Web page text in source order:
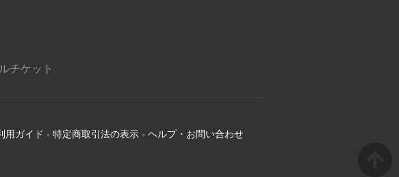
チケット
用ガイド - 特定商取引法の表示 - ヘルプ・お問い合わせ